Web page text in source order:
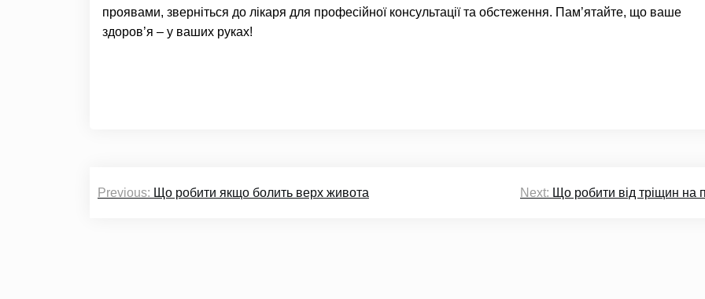
проявами, зверніться до лікаря для професійної консультації та обстеження. Пам’ятайте, що ваше
здоров’я – у ваших руках!
Навігація
Previous: Що робити якщо болить верх живота Next: Що робити від тріщин на